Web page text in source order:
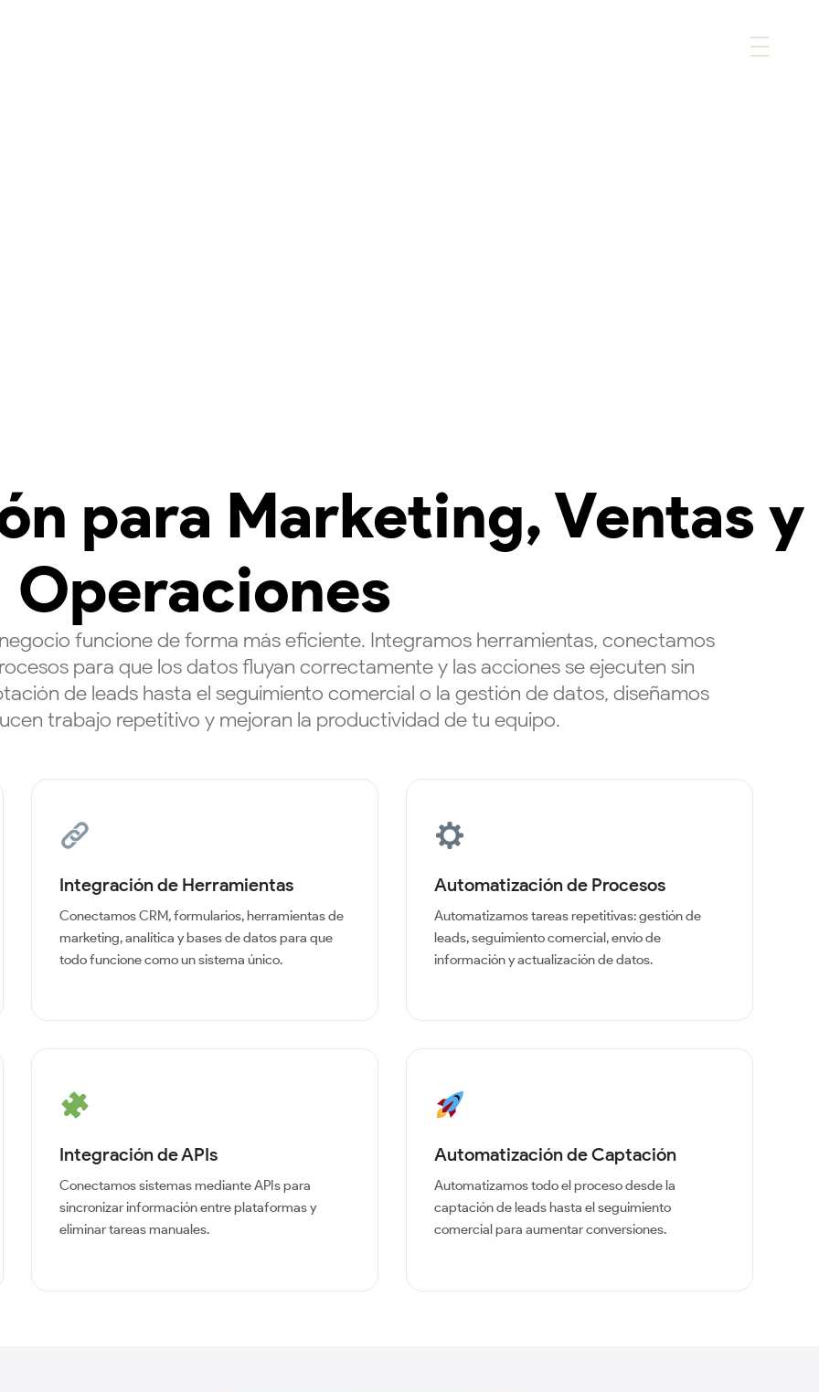
Abrir menú
de Marketing y Procesos
para Marketing, Ventas y
Operaciones
funcione de forma más eficiente. Integramos herramientas, conectamos
para que los datos fluyan correctamente y las acciones se ejecuten sin
de leads hasta el seguimiento comercial o la gestión de datos, diseñamos
trabajo repetitivo y mejoran la productividad de tu equipo.
Integración de Herramientas
Conectamos CRM, formularios, herramientas de
marketing, analítica y bases de datos para que
todo funcione como un sistema único.
Automatización de Procesos
Automatizamos tareas repetitivas: gestión de
leads, seguimiento comercial, envío de
información y actualización de datos.
Integración de APIs
Conectamos sistemas mediante APIs para
sincronizar información entre plataformas y
eliminar tareas manuales.
Automatización de Captación
Automatizamos todo el proceso desde la
captación de leads hasta el seguimiento
comercial para aumentar conversiones.